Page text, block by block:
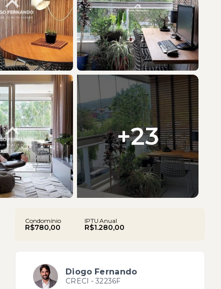
+23
Condomínio
R$780,00
IPTU Anual
R$1.280,00
Diogo Fernando
CRECI - 32236F